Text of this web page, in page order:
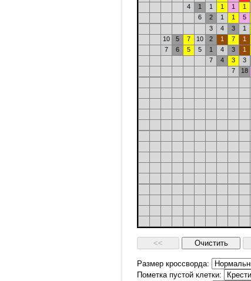
4
1 1 1 1 1
6
2 1 1 5
3
4 3 1
10
5 7 10 2 1 7 1
7
6 5 5 1 4 3 1
7
4 3 3
7
18
Размер кроссворда:
Пометка пустой клетки: